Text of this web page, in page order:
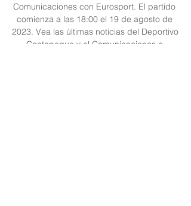
Comunicaciones con Eurosport. El partido
comienza a las 18:00 el 19 de agosto de
2023. Vea las últimas noticias del Deportivo
Coatepeque y el Comunicaciones e